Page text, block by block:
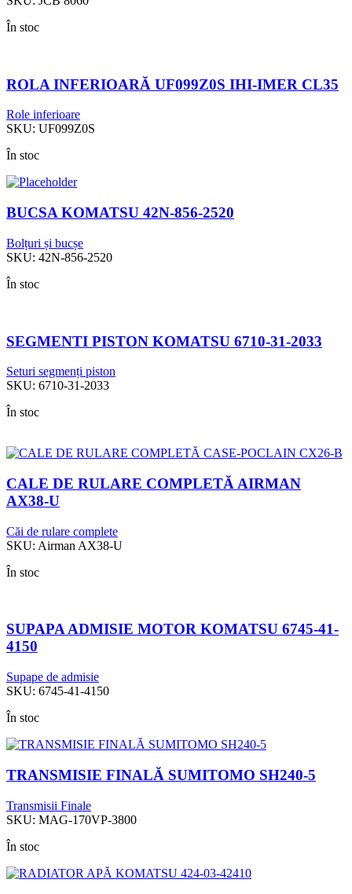
În stoc
ROLA INFERIOARĂ UF099Z0S IHI-IMER CL35
Role inferioare
SKU: UF099Z0S
În stoc
BUCSA KOMATSU 42N-856-2520
Bolțuri și bucșe
SKU: 42N-856-2520
În stoc
SEGMENTI PISTON KOMATSU 6710-31-2033
Seturi segmenți piston
SKU: 6710-31-2033
În stoc
CALE DE RULARE COMPLETĂ AIRMAN
AX38-U
Căi de rulare complete
SKU: Airman AX38-U
În stoc
SUPAPA ADMISIE MOTOR KOMATSU 6745-41-
4150
Supape de admisie
SKU: 6745-41-4150
În stoc
TRANSMISIE FINALĂ SUMITOMO SH240-5
Transmisii Finale
SKU: MAG-170VP-3800
În stoc